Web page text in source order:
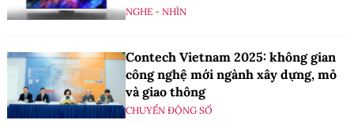
NGHE - NHÌN
Contech Vietnam 2025: không gian
công nghệ mới ngành xây dựng, mỏ
và giao thông
CHUYỂN ĐỘNG SỐ